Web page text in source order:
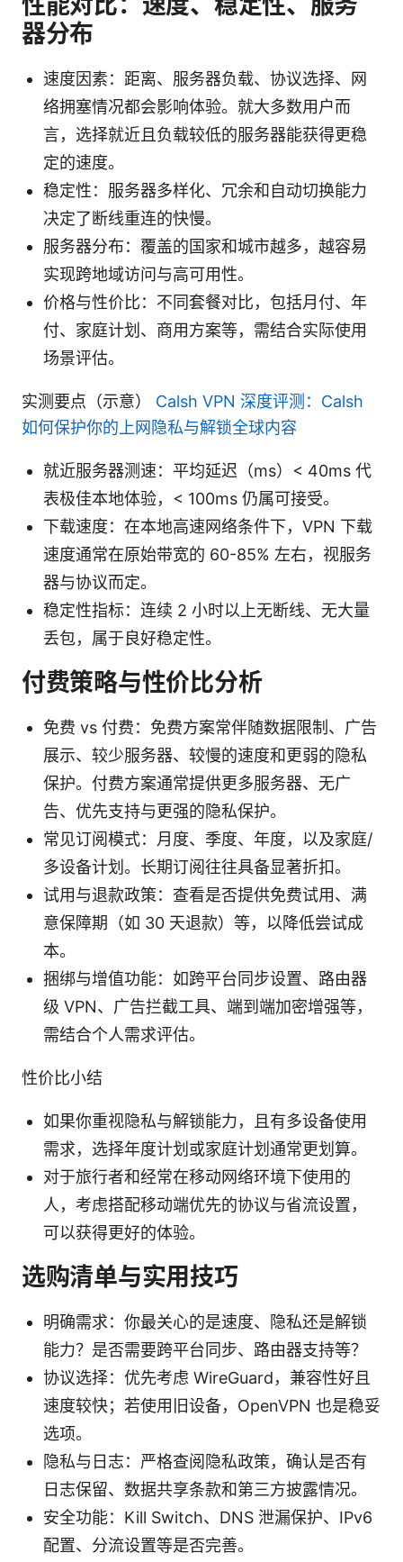
器分布
速度因素：距离、服务器负载、协议选择、网
络拥塞情况都会影响体验。就大多数用户而
言，选择就近且负载较低的服务器能获得更稳
定的速度。
稳定性：服务器多样化、冗余和自动切换能力
决定了断线重连的快慢。
服务器分布：覆盖的国家和城市越多，越容易
实现跨地域访问与高可用性。
价格与性价比：不同套餐对比，包括月付、年
付、家庭计划、商用方案等，需结合实际使用
场景评估。
实测要点（示意） Calsh VPN 深度评测：Calsh
如何保护你的上网隐私与解锁全球内容
就近服务器测速：平均延迟（ms）< 40ms 代
表极佳本地体验，< 100ms 仍属可接受。
下载速度：在本地高速网络条件下，VPN 下载
速度通常在原始带宽的 60-85% 左右，视服务
器与协议而定。
稳定性指标：连续 2 小时以上无断线、无大量
丢包，属于良好稳定性。
付费策略与性价比分析
免费 vs 付费：免费方案常伴随数据限制、广告
展示、较少服务器、较慢的速度和更弱的隐私
保护。付费方案通常提供更多服务器、无广
告、优先支持与更强的隐私保护。
常见订阅模式：月度、季度、年度，以及家庭/
多设备计划。长期订阅往往具备显著折扣。
试用与退款政策：查看是否提供免费试用、满
意保障期（如 30 天退款）等，以降低尝试成
本。
捆绑与增值功能：如跨平台同步设置、路由器
级 VPN、广告拦截工具、端到端加密增强等，
需结合个人需求评估。
性价比小结
如果你重视隐私与解锁能力，且有多设备使用
需求，选择年度计划或家庭计划通常更划算。
对于旅行者和经常在移动网络环境下使用的
人，考虑搭配移动端优先的协议与省流设置，
可以获得更好的体验。
选购清单与实用技巧
明确需求：你最关心的是速度、隐私还是解锁
能力？是否需要跨平台同步、路由器支持等？
协议选择：优先考虑 WireGuard，兼容性好且
速度较快；若使用旧设备，OpenVPN 也是稳妥
选项。
隐私与日志：严格查阅隐私政策，确认是否有
日志保留、数据共享条款和第三方披露情况。
安全功能：Kill Switch、DNS 泄漏保护、IPv6
配置、分流设置等是否完善。